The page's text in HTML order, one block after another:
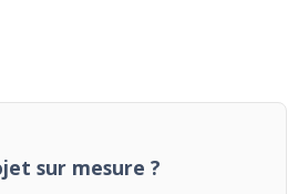
sur mesure ?